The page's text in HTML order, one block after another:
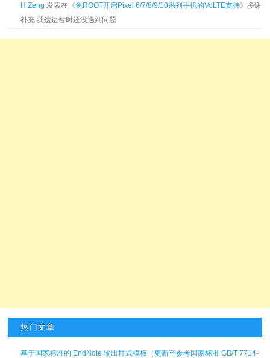
H Zeng 发表在《免ROOT开启Pixel 6/7/8/9/10系列手机的VoLTE支持》多谢
补充 我这边暂时还没遇到问题
热门文章
基于国家标准的 EndNote 输出样式模板（更新至参考国家标准 GB/T 7714-